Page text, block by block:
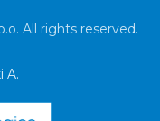
All rights reserved.
A.